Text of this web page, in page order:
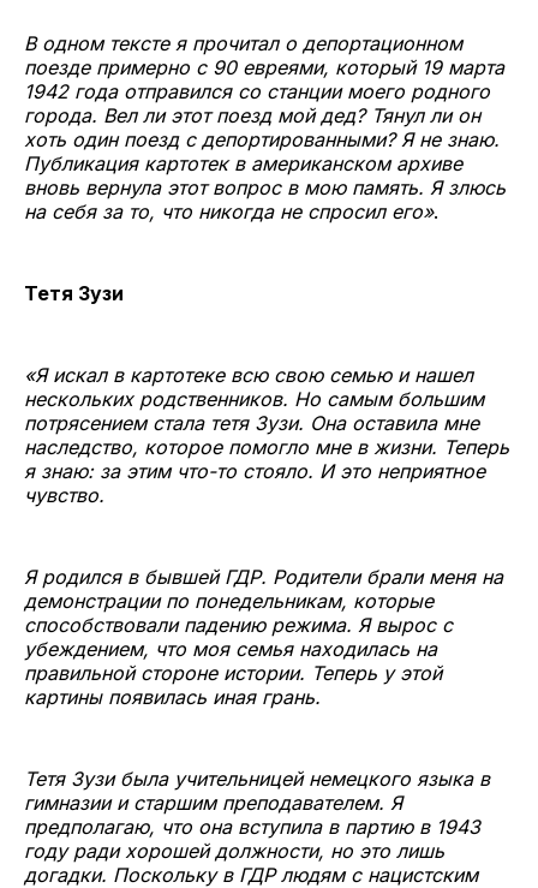
В одном тексте я прочитал о депортационном
поезде примерно с 90 евреями, который 19 марта
1942 года отправился со станции моего родного
города. Вел ли этот поезд мой дед? Тянул ли он
хоть один поезд с депортированными? Я не знаю.
Публикация картотек в американском архиве
вновь вернула этот вопрос в мою память. Я злюсь
на себя за то, что никогда не спросил его».
Тетя Зузи
«Я искал в картотеке всю свою семью и нашел
нескольких родственников. Но самым большим
потрясением стала тетя Зузи. Она оставила мне
наследство, которое помогло мне в жизни. Теперь
я знаю: за этим что-то стояло. И это неприятное
чувство.
Я родился в бывшей ГДР. Родители брали меня на
демонстрации по понедельникам, которые
способствовали падению режима. Я вырос с
убеждением, что моя семья находилась на
правильной стороне истории. Теперь у этой
картины появилась иная грань.
Тетя Зузи была учительницей немецкого языка в
гимназии и старшим преподавателем. Я
предполагаю, что она вступила в партию в 1943
году ради хорошей должности, но это лишь
догадки. Поскольку в ГДР людям с нацистским